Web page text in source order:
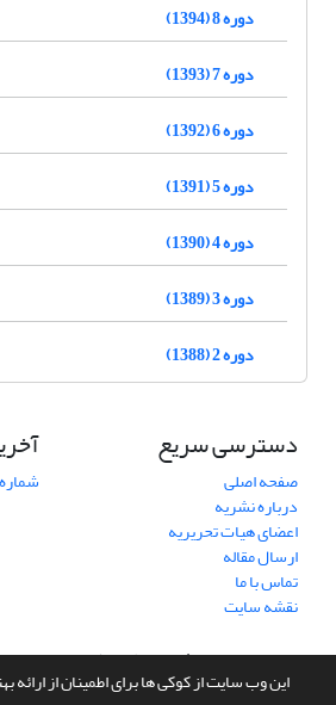
این وب سایت از کوکی ها برای اطمینان از
دوره 8 (1394)
دوره 7 (1393)
دوره 6 (1392)
دوره 5 (1391)
دوره 4 (1390)
دوره 3 (1389)
دوره 2 (1388)
دسترسی سریع
صفحه اصلی
درباره نشریه
اعضای هیات تحریریه
ارسال مقاله
تماس با ما
نقشه سایت
شماره 56 فصلنامه راهبرد فرهنگ
سامانه مدیریت نشریات علمی.طراحی و پیاده